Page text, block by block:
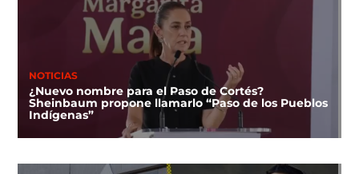
NOTICIAS
¿Nuevo nombre para el Paso de Cortés?
Sheinbaum propone llamarlo “Paso de los Pueblos
Indígenas”